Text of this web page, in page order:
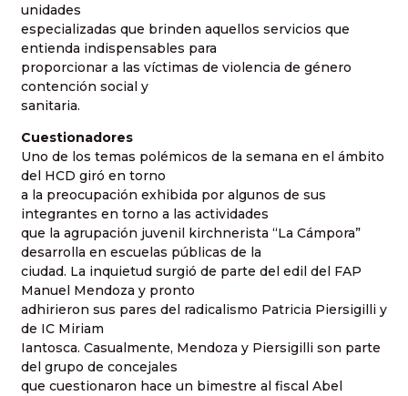
unidades
especializadas que brinden aquellos servicios que
entienda indispensables para
proporcionar a las víctimas de violencia de género
contención social y
sanitaria.
Cuestionadores
Uno de los temas polémicos de la semana en el ámbito
del HCD giró en torno
a la preocupación exhibida por algunos de sus
integrantes en torno a las actividades
que la agrupación juvenil kirchnerista “La Cámpora”
desarrolla en escuelas públicas de la
ciudad. La inquietud surgió de parte del edil del FAP
Manuel Mendoza y pronto
adhirieron sus pares del radicalismo Patricia Piersigilli y
de IC Miriam
Iantosca. Casualmente, Mendoza y Piersigilli son parte
del grupo de concejales
que cuestionaron hace un bimestre al fiscal Abel